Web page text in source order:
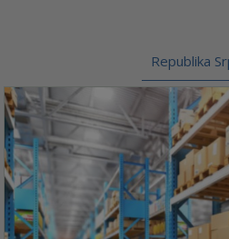
Republika